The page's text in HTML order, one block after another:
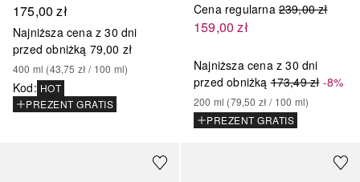
175,00 zł
Najniższa cena z 30 dni
przed obniżką 79,00 zł
400 ml (43,75 zł / 100 ml)
Kod: HOT
PREZENT GRATIS
Cena regularna 239,00 zł
159,00 zł
Najniższa cena z 30 dni
przed obniżką 173,49 zł-8%
200 ml (79,50 zł / 100 ml)
PREZENT GRATIS